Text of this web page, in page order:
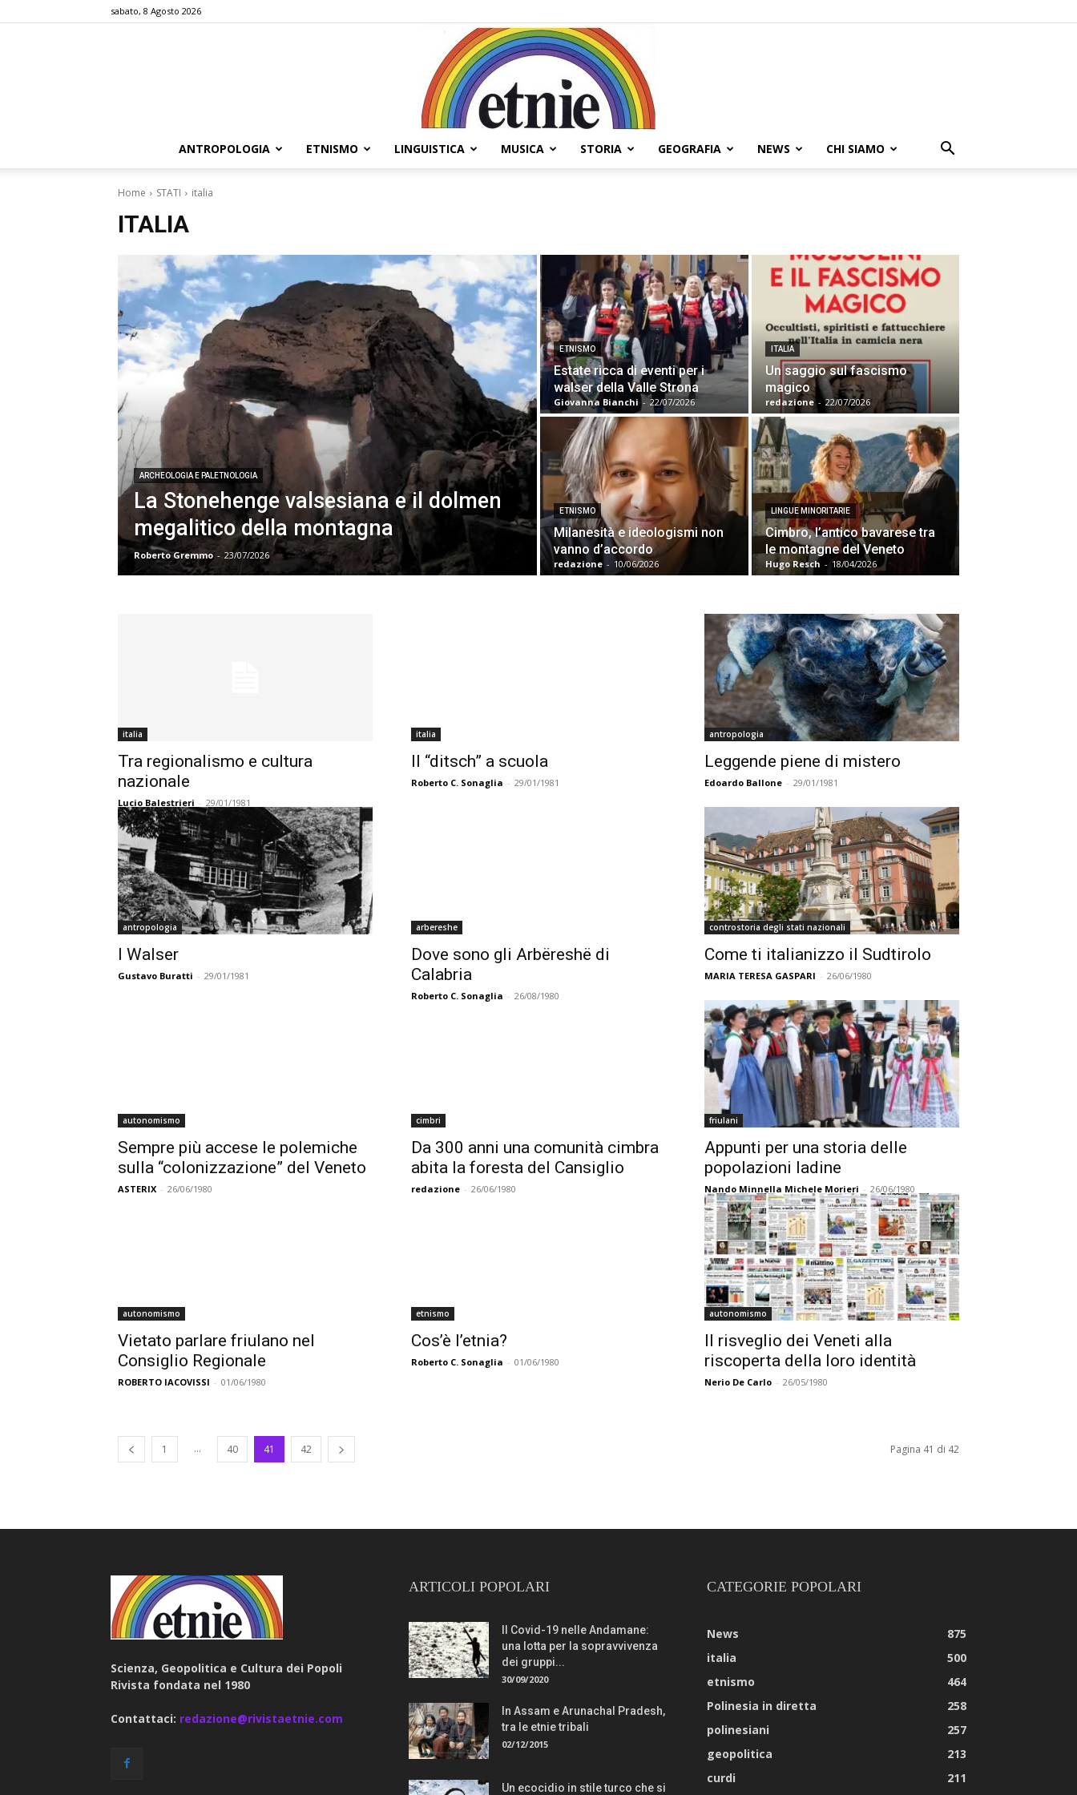
sabato, 8 Agosto 2026
ANTROPOLOGIA ETNISMO LINGUISTICA MUSICA STORIA GEOGRAFIA NEWS CHI SIAMO
Home STATI italia
ITALIA
ARCHEOLOGIA E PALETNOLOGIA
La Stonehenge valsesiana e il dolmen
megalitico della montagna
Roberto Gremmo - 23/07/2026
ETNISMO
Estate ricca di eventi per i
walser della Valle Strona
Giovanna Bianchi - 22/07/2026
ITALIA
Un saggio sul fascismo
magico
redazione - 22/07/2026
ETNISMO
Milanesità e ideologismi non
vanno d’accordo
redazione - 10/06/2026
LINGUE MINORITARIE
Cimbro, l’antico bavarese tra
le montagne del Veneto
Hugo Resch - 18/04/2026
italia
Tra regionalismo e cultura
nazionale
Lucio Balestrieri - 29/01/1981
italia
Il “ditsch” a scuola
Roberto C. Sonaglia - 29/01/1981
antropologia
Leggende piene di mistero
Edoardo Ballone - 29/01/1981
antropologia
I Walser
Gustavo Buratti - 29/01/1981
arbereshe
Dove sono gli Arbëreshë di
Calabria
Roberto C. Sonaglia - 26/08/1980
controstoria degli stati nazionali
Come ti italianizzo il Sudtirolo
MARIA TERESA GASPARI - 26/06/1980
autonomismo
Sempre più accese le polemiche
sulla “colonizzazione” del Veneto
ASTERIX - 26/06/1980
cimbri
Da 300 anni una comunità cimbra
abita la foresta del Cansiglio
redazione - 26/06/1980
friulani
Appunti per una storia delle
popolazioni ladine
Nando Minnella Michele Morieri - 26/06/1980
autonomismo
Vietato parlare friulano nel
Consiglio Regionale
ROBERTO IACOVISSI - 01/06/1980
etnismo
Cos’è l’etnia?
Roberto C. Sonaglia - 01/06/1980
autonomismo
Il risveglio dei Veneti alla
riscoperta della loro identità
Nerio De Carlo - 26/05/1980
1 ... 40 41 42 Pagina 41 di 42
Scienza, Geopolitica e Cultura dei Popoli
Rivista fondata nel 1980
Contattaci: redazione@rivistaetnie.com
ARTICOLI POPOLARI
Il Covid-19 nelle Andamane:
una lotta per la sopravvivenza
dei gruppi...
30/09/2020
In Assam e Arunachal Pradesh,
tra le etnie tribali
02/12/2015
Un ecocidio in stile turco che si
CATEGORIE POPOLARI
News
875
italia
500
etnismo
464
Polinesia in diretta
258
polinesiani
257
geopolitica
213
curdi
211